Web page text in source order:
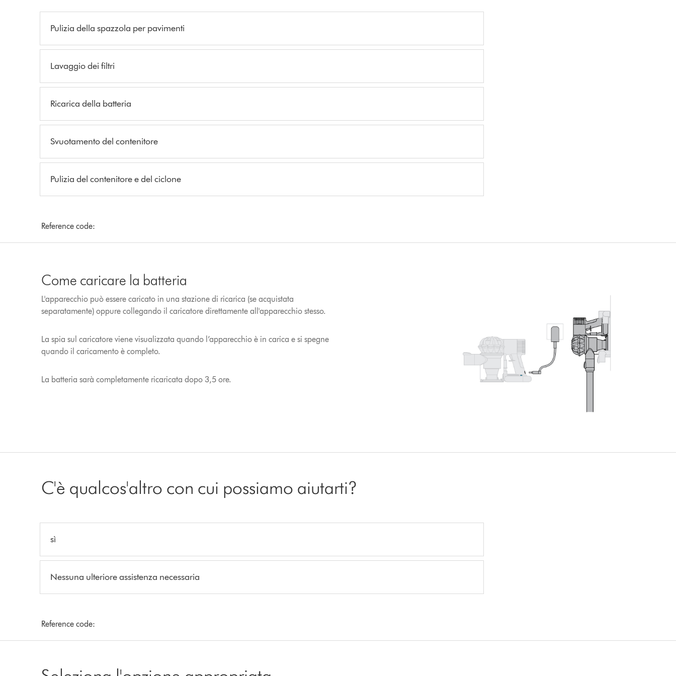
Pulizia della spazzola per pavimenti
Lavaggio dei filtri
Ricarica della batteria
Svuotamento del contenitore
Pulizia del contenitore e del ciclone
Reference code:
Come caricare la batteria
L'apparecchio può essere caricato in una stazione di ricarica (se acquistata
separatamente) oppure collegando il caricatore direttamente all'apparecchio stesso.
La spia sul caricatore viene visualizzata quando l’apparecchio è in carica e si spegne
quando il caricamento è completo.
La batteria sarà completamente ricaricata dopo 3,5 ore.
C'è qualcos'altro con cui possiamo aiutarti?
sì
Nessuna ulteriore assistenza necessaria
Reference code: